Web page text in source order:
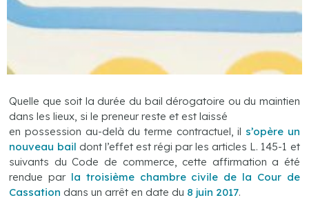
Quelle que soit la durée du bail dérogatoire ou du maintien
dans les lieux, si le preneur reste et est laissé
en possession au-delà du terme contractuel, il s’opère un
nouveau bail dont l’effet est régi par les articles L. 145-1 et
suivants du Code de commerce, cette affirmation a été
rendue parla troisième chambre civile de la Cour de
Cassation dans un arrêt en date du 8 juin 2017.